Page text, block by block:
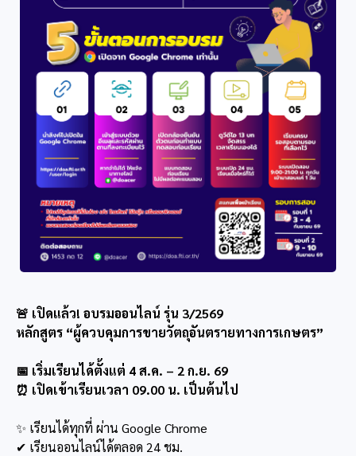
🚨 เปิดแล้ว! อบรมออนไลน์ รุ่น 3/2569
หลักสูตร “ผู้ควบคุมการขายวัตถุอันตรายทางการเกษตร”
📅 เริ่มเรียนได้ตั้งแต่ 4 ส.ค. – 2 ก.ย. 69
⏰ เปิดเข้าเรียนเวลา 09.00 น. เป็นต้นไป
✨ เรียนได้ทุกที่ ผ่าน Google Chrome
✔ เรียนออนไลน์ได้ตลอด 24 ชม.